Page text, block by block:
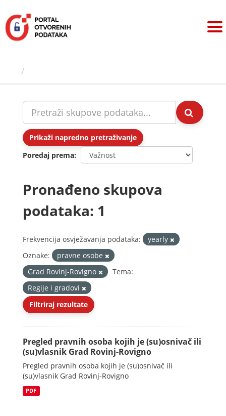
sadržaj
Prikaži napredno pretraživanje
Poredaj prema
Pronađeno skupova
podataka: 1
Frekvencija osvježavanja podataka:
yearly
Oznake:
pravne osobe
Grad Rovinj-Rovigno
Tema:
Regije i gradovi
Filtriraj rezultate
Pregled pravnih osoba kojih je (su)osnivač ili
(su)vlasnik Grad Rovinj-Rovigno
Pregled pravnih osoba kojih je (su)osnivač ili
(su)vlasnik Grad Rovinj-Rovigno
PDF